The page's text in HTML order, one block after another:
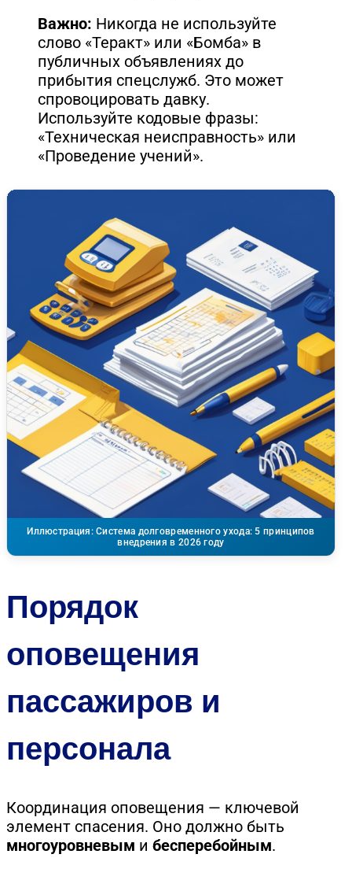
Важно: Никогда не используйте
слово «Теракт» или «Бомба» в
публичных объявлениях до
прибытия спецслужб. Это может
спровоцировать давку.
Используйте кодовые фразы:
«Техническая неисправность» или
«Проведение учений».
Иллюстрация: Система долговременного ухода: 5 принципов
внедрения в 2026 году
Порядок
оповещения
пассажиров и
персонала
Координация оповещения — ключевой
элемент спасения. Оно должно быть
многоуровневым и бесперебойным.